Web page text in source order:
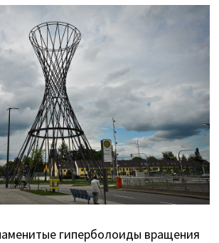
гиперболоиды вращения